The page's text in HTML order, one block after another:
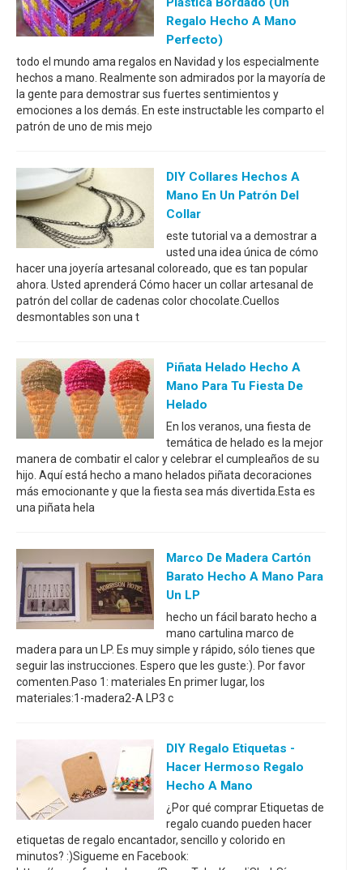
Regalo Hecho A Mano
Perfecto)
todo el mundo ama regalos en Navidad y los especialmente
hechos a mano. Realmente son admirados por la mayoría de
la gente para demostrar sus fuertes sentimientos y
emociones a los demás. En este instructable les comparto el
patrón de uno de mis mejo
DIY Collares Hechos A
Mano En Un Patrón Del
Collar
este tutorial va a demostrar a
usted una idea única de cómo
hacer una joyería artesanal coloreado, que es tan popular
ahora. Usted aprenderá Cómo hacer un collar artesanal de
patrón del collar de cadenas color chocolate.Cuellos
desmontables son una t
Piñata Helado Hecho A
Mano Para Tu Fiesta De
Helado
En los veranos, una fiesta de
temática de helado es la mejor
manera de combatir el calor y celebrar el cumpleaños de su
hijo. Aquí está hecho a mano helados piñata decoraciones
más emocionante y que la fiesta sea más divertida.Esta es
una piñata hela
Marco De Madera Cartón
Barato Hecho A Mano Para
Un LP
hecho un fácil barato hecho a
mano cartulina marco de
madera para un LP. Es muy simple y rápido, sólo tienes que
seguir las instrucciones. Espero que les guste:). Por favor
comenten.Paso 1: materiales En primer lugar, los
materiales:1-madera2-A LP3 c
DIY Regalo Etiquetas -
Hacer Hermoso Regalo
Hecho A Mano
¿Por qué comprar Etiquetas de
regalo cuando pueden hacer
etiquetas de regalo encantador, sencillo y colorido en
minutos? :)Sigueme en Facebook: